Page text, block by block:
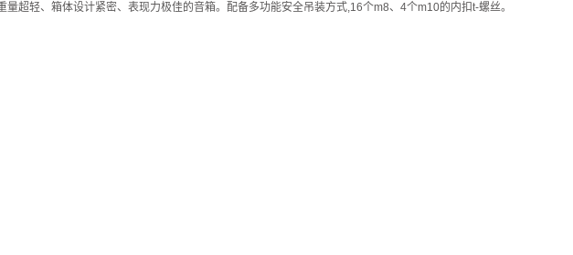
量超轻、箱体设计紧密、表现力极佳的音箱。配备多功能安全吊装方式,16个m8、4个m10的内扣t-螺丝。